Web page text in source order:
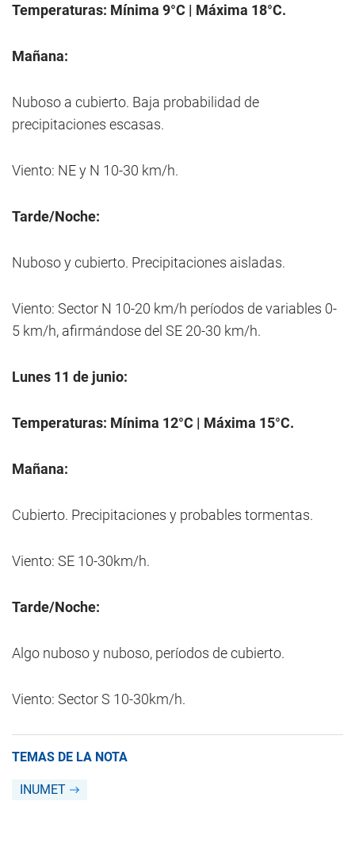
Temperaturas: Mínima 9°C | Máxima 18°C.
Mañana:
Nuboso a cubierto. Baja probabilidad de
precipitaciones escasas.
Viento: NE y N 10-30 km/h.
Tarde/Noche:
Nuboso y cubierto. Precipitaciones aisladas.
Viento: Sector N 10-20 km/h períodos de variables 0-
5 km/h, afirmándose del SE 20-30 km/h.
Lunes 11 de junio:
Temperaturas: Mínima 12°C | Máxima 15°C.
Mañana:
Cubierto. Precipitaciones y probables tormentas.
Viento: SE 10-30km/h.
Tarde/Noche:
Algo nuboso y nuboso, períodos de cubierto.
Viento: Sector S 10-30km/h.
TEMAS DE LA NOTA
INUMET